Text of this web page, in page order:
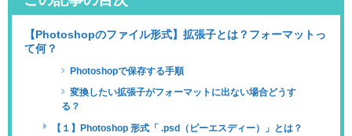
【Photoshopのファイル形式】拡張子とは？フォーマットっ
て何？
Photoshopで保存する手順
変換したい拡張子がフォーマットに出ない場合どうす
る？
【１】Photoshop 形式「 .psd（ピーエスディー）」とは？